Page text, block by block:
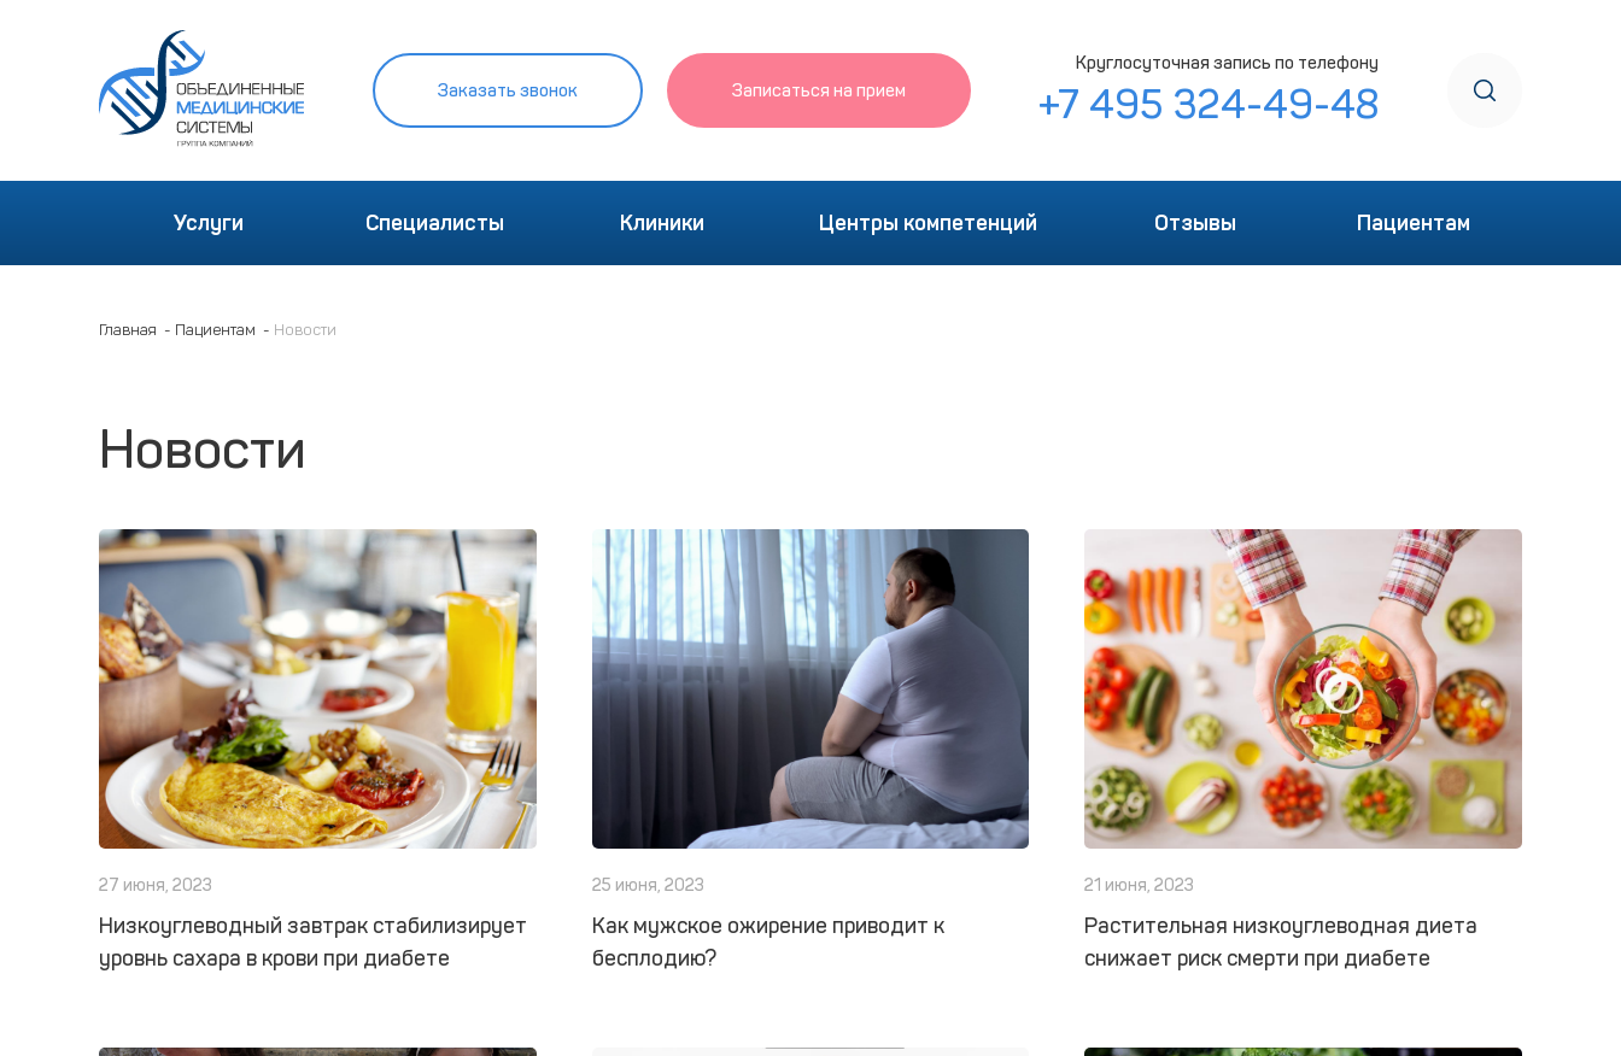
Заказать звонок Записаться на прием
Круглосуточная запись по телефону
+7 495 324-49-48
Услуги Специалисты Клиники Центры компетенций Отзывы Пациентам
Главная Пациентам Новости
Новости
27 июня, 2023
Низкоуглеводный завтрак стабилизирует
уровнь сахара в крови при диабете
25 июня, 2023
Как мужское ожирение приводит к
бесплодию?
21 июня, 2023
Растительная низкоуглеводная диета
снижает риск смерти при диабете